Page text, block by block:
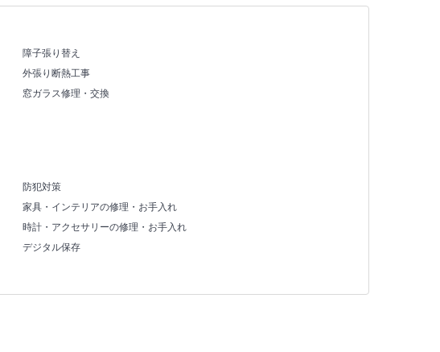
障子張り替え
外張り断熱工事
窓ガラス修理・交換
防犯対策
家具・インテリアの修理・お手入れ
時計・アクセサリーの修理・お手入れ
デジタル保存